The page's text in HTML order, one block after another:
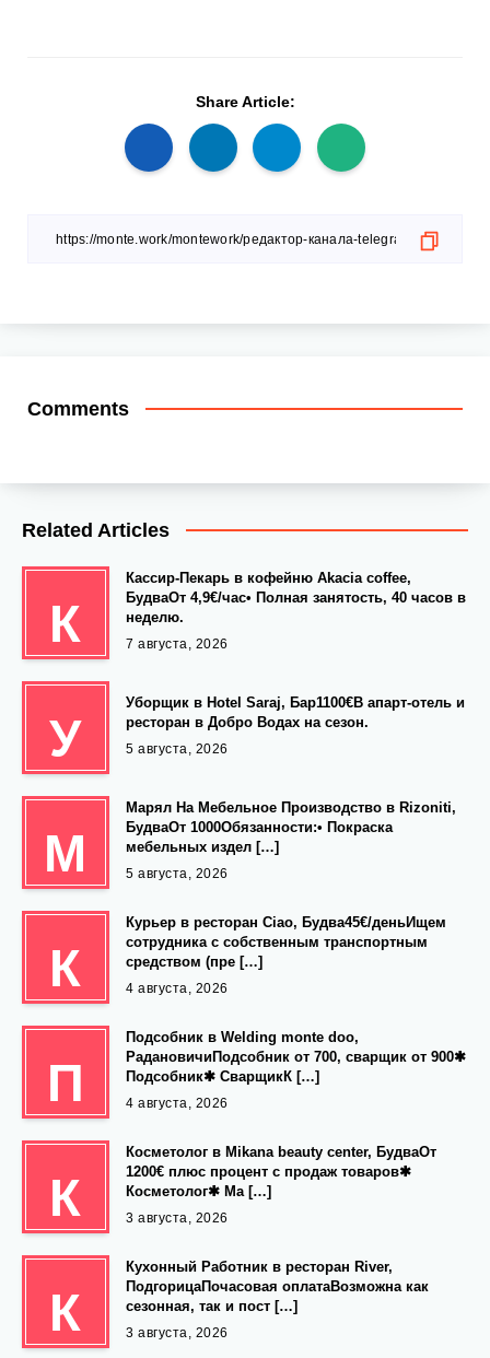
Share Article:
Comments
Related Articles
К
Кассир-Пекарь в кофейню Akacia coffee,
БудваОт 4,9€/час• Полная занятость, 40 часов в
неделю.
7 августа, 2026
У
Уборщик в Hotel Saraj, Бар1100€В апарт-отель и
ресторан в Добро Водах на сезон.
5 августа, 2026
М
Марял На Мебельное Производство в Rizoniti,
БудваОт 1000Обязанности:• Покраска
мебельных издел […]
5 августа, 2026
К
Курьер в ресторан Ciao, Будва45€/деньИщем
сотрудника с собственным транспортным
средством (пре […]
4 августа, 2026
П
Подсобник в Welding monte doo,
РадановичиПодсобник от 700, сварщик от 900✱
Подсобник✱ СварщикК […]
4 августа, 2026
К
Косметолог в Mikana beauty center, БудваОт
1200€ плюс процент с продаж товаров✱
Косметолог✱ Ма […]
3 августа, 2026
К
Кухонный Работник в ресторан River,
ПодгорицаПочасовая оплатаВозможна как
сезонная, так и пост […]
3 августа, 2026